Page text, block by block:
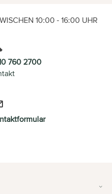
10:00 - 16:00 UHR
760 2700